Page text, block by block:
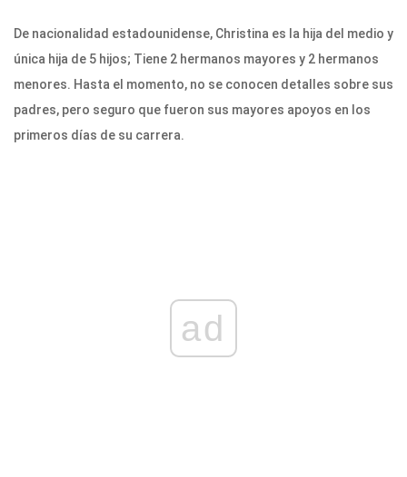
De nacionalidad estadounidense, Christina es la hija del medio y
única hija de 5 hijos; Tiene 2 hermanos mayores y 2 hermanos
menores. Hasta el momento, no se conocen detalles sobre sus
padres, pero seguro que fueron sus mayores apoyos en los
primeros días de su carrera.
ad